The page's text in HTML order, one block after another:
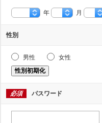
年 月
性別
男性
女性
性別初期化
必須 パスワード